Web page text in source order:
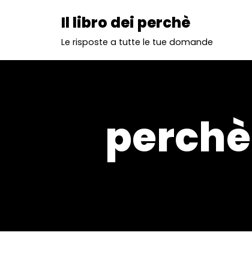
Il libro dei perchè
Le risposte a tutte le tue domande